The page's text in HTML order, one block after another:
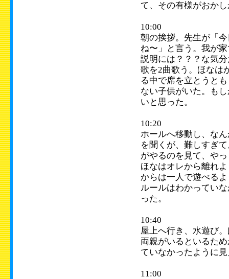
て、その有様がおか
10:00
朝の挨拶。先生が「
ね〜」と言う。我が
説明には？？？な気
歌を2曲歌う。ほなは
る中で席を立とうと
ない子供がいた。も
いと思った。
10:20
ホールへ移動し、な
を聞くが、難しすぎ
がやるのを見て、や
ほなはオレから離れ
からは一人で遊べる
ルールはわかってい
った。
10:40
屋上へ行き、水遊び
両親がいるといるた
ていなかったように
11:00